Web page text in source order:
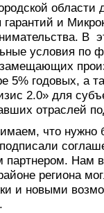
области
и
В
условия по
5% годовых, а
2.0» для
отраслей
что нужно
подписали
партнером. Нам
региона
и новыми